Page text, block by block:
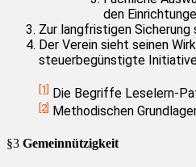
den
Zur langfristigen
Der Verein sieht seinen
steuerbegünstigte
[1] Die Begriffe Leselern-
[2] Methodischen
§3 Gemeinnützigkeit